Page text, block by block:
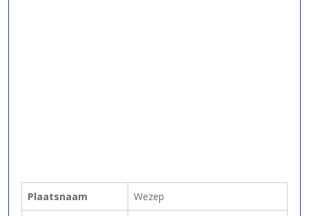
Plaatsnaam Wezep